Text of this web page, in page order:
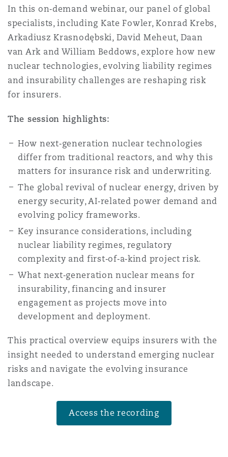
Entretien, réparation et
Droit aérien commercial
Satellites et espace
Couverture d’assurance
Droit maritime
Risques politiques et crédit
Responsabilité du fabricant
Assurance biens
Réassurance
Assurance spécialisée
Jersey
County
Francisco
(D. C.)
The St Botolph Building
2 New Bailey
In this on‑demand webinar, our panel of global
specialists, including Kate Fowler, Konrad Krebs,
Arkadiusz Krasnodębski, David Meheut, Daan
van Ark and William Beddows, explore how new
nuclear technologies, evolving liability regimes
and insurability challenges are reshaping risk
for insurers.
The session highlights:
How next‑generation nuclear technologies
differ from traditional reactors, and why this
matters for insurance risk and underwriting.
The global revival of nuclear energy, driven by
energy security, AI‑related power demand and
evolving policy frameworks.
Key insurance considerations, including
nuclear liability regimes, regulatory
complexity and first‑of‑a‑kind project risk.
What next‑generation nuclear means for
insurability, financing and insurer
engagement as projects move into
development and deployment.
This practical overview equips insurers with the
insight needed to understand emerging nuclear
risks and navigate the evolving insurance
landscape.
Access the recording